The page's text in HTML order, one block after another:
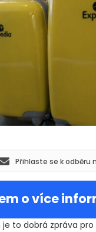
Přihlaste se k odběru
o více
to dobrá zpráva